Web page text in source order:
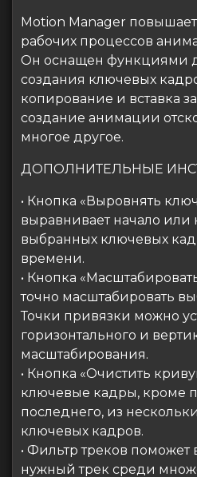
Motion Manager
рабочих процессов
Он оснащен функциями
создания ключевых
копирование и вставка
создание анимации
многое другое.
ДОПОЛНИТЕЛЬНЫЕ
• Кнопка «Выровнять
выравнивает начало или
выбранных ключевых
времени.
• Кнопка
точно масштабировать
Точки привязки можно
горизонтального и
масштабирования.
• Кнопка «Очистить
ключевые кадры, кроме
последнего, из
ключевых кадров.
• Фильтр треков поможет
нужный трек среди